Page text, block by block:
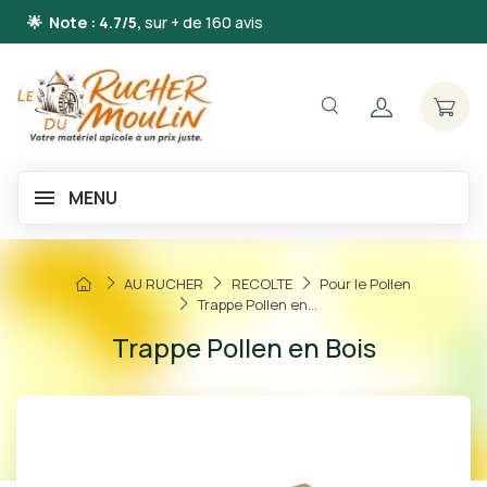
🌟 Note : 4.7/5, sur + de 160 avis
MENU
AU RUCHER RECOLTE
Pour le Pollen
Trappe Pollen en...
Trappe Pollen en Bois